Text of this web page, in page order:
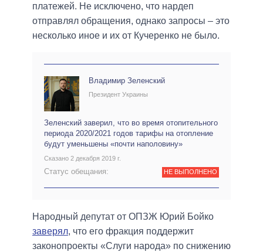
платежей. Не исключено, что нардеп
отправлял обращения, однако запросы – это
несколько иное и их от Кучеренко не было.
Владимир Зеленский
Президент Украины
Зеленский заверил, что во время отопительного
периода 2020/2021 годов тарифы на отопление
будут уменьшены «почти наполовину»
Сказано 2 декабря 2019 г.
Статус обещания: НЕ ВЫПОЛНЕНО
Народный депутат от ОПЗЖ Юрий Бойко
заверял, что его фракция поддержит
законопроекты «Слуги народа» по снижению